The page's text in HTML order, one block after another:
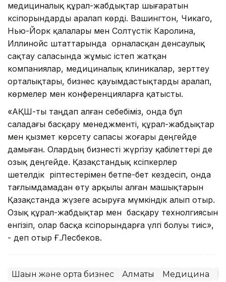
медициналық құрал-жабдықтар шығаратын
кәсіпорындарды аралап көрді. Вашингтон, Чикаго,
Нью-Йорк қалалары мен Солтүстік Каролина,
Иллинойс штаттарында орналасқан денсаулық
сақтау саласында жұмыс істеп жатқан
компаниялар, медициналық клиникалар, зерттеу
орталықтары, бизнес қауымдастықтарды аралап,
көрмелер мен конференцияларға қатысты.
«АҚШ-ты таңдап алған себебіміз, онда бұл
саладағы басқару менеджменті, құрал-жабдықтар
мен қызмет көрсету сапасы жоғары деңгейде
дамыған. Олардың бизнесті жүргізу қабілеттері де
озық деңгейде. Қазақстандық кәсіпкерлер
шетелдік әріптестерімен бетпе-бет кездесіп, онда
тағлымдамадан өту арқылы алған машықтарын
Қазақстанда жүзеге асыруға мүмкіндік алып отыр.
Озық құрал-жабдықтар мен басқару технолгиясын
енгізіп, олар басқа кәсіпорындарға үлгі болуы тиіс»,
- деп отыр Ғ.Лесбеков.
Шағын және орта бизнес Алматы Медицина